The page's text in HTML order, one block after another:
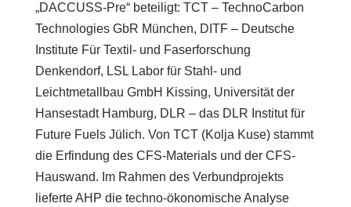
„DACCUSS-Pre“ beteiligt: TCT – Techno­Carbon
Technologies GbR München, DITF – Deutsche
Institute Für Textil- und Faserforschung
Denkendorf, LSL Labor für Stahl- und
Leichtmetallbau GmbH Kissing, Universität der
Hansestadt Hamburg, DLR – das DLR Institut für
Future Fuels Jülich. Von TCT (Kolja Kuse) stammt
die Erfindung des CFS-Materials und der CFS-
Hauswand. Im Rahmen des Verbundprojekts
lieferte AHP die techno-ökonomische Analyse